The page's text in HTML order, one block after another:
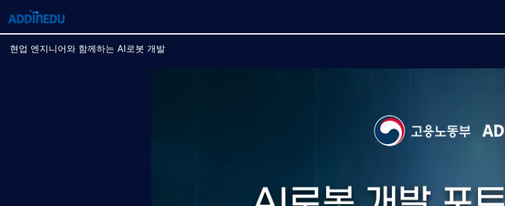
현업 엔지니어와 함께하는 AI로봇 개발